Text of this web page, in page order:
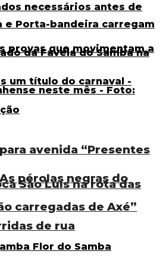
avenida “Presentes
pérolas negras do
carregadas de Axé”
São Luís na rota das
de rua